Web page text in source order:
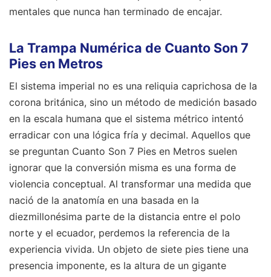
mentales que nunca han terminado de encajar.
La Trampa Numérica de Cuanto Son 7
Pies en Metros
El sistema imperial no es una reliquia caprichosa de la
corona británica, sino un método de medición basado
en la escala humana que el sistema métrico intentó
erradicar con una lógica fría y decimal. Aquellos que
se preguntan Cuanto Son 7 Pies en Metros suelen
ignorar que la conversión misma es una forma de
violencia conceptual. Al transformar una medida que
nació de la anatomía en una basada en la
diezmillonésima parte de la distancia entre el polo
norte y el ecuador, perdemos la referencia de la
experiencia vivida. Un objeto de siete pies tiene una
presencia imponente, es la altura de un gigante